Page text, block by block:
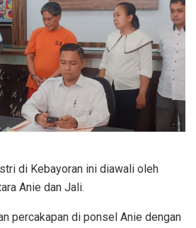
di Kebayoran ini diawali oleh
Anie dan Jali.
percakapan di ponsel Anie dengan